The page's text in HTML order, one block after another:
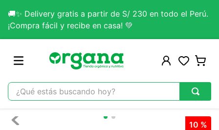
🚚✨ Delivery gratis a partir de S/ 230 en todo el Perú.
¡Compra fácil y recibe en casa! 💚
¿Qué estás buscando hoy?
TÉRMINOS MÁS BUSCADOS
10 %